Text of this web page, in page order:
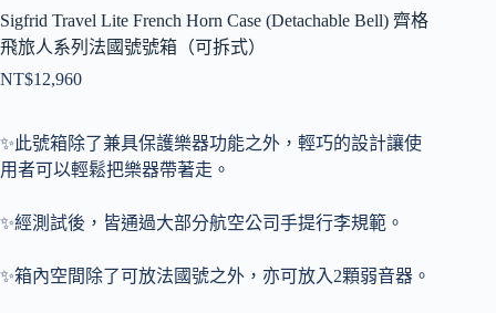
Sigfrid Travel Lite French Horn Case (Detachable Bell) 齊格
飛旅人系列法國號號箱（可拆式）
NT$12,960
✨此號箱除了兼具保護樂器功能之外，輕巧的設計讓使
用者可以輕鬆把樂器帶著走。
✨經測試後，皆通過大部分航空公司手提行李規範。
✨箱內空間除了可放法國號之外，亦可放入2顆弱音器。